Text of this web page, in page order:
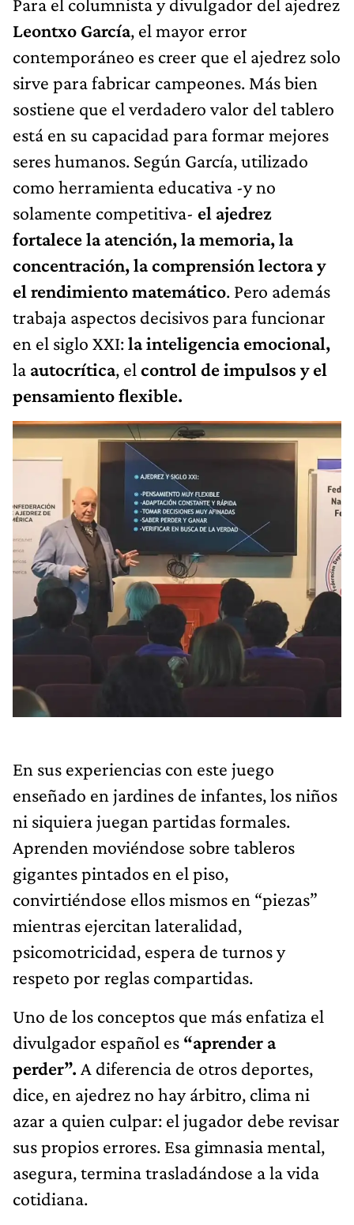
Para el columnista y divulgador del ajedrez
Leontxo García, el mayor error
contemporáneo es creer que el ajedrez solo
sirve para fabricar campeones. Más bien
sostiene que el verdadero valor del tablero
está en su capacidad para formar mejores
seres humanos. Según García, utilizado
como herramienta educativa -y no
solamente competitiva- el ajedrez
fortalece la atención, la memoria, la
concentración, la comprensión lectora y
el rendimiento matemático. Pero además
trabaja aspectos decisivos para funcionar
en el siglo XXI:la inteligencia emocional,
la autocrítica, el control de impulsos y el
pensamiento flexible.
En sus experiencias con este juego
enseñado en jardines de infantes, los niños
ni siquiera juegan partidas formales.
Aprenden moviéndose sobre tableros
gigantes pintados en el piso,
convirtiéndose ellos mismos en “piezas”
mientras ejercitan lateralidad,
psicomotricidad, espera de turnos y
respeto por reglas compartidas.
Uno de los conceptos que más enfatiza el
divulgador español es “aprender a
perder”. A diferencia de otros deportes,
dice, en ajedrez no hay árbitro, clima ni
azar a quien culpar: el jugador debe revisar
sus propios errores. Esa gimnasia mental,
asegura, termina trasladándose a la vida
cotidiana.